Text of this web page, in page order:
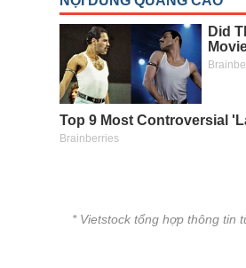
* Vietstock tổng hợp thông tin